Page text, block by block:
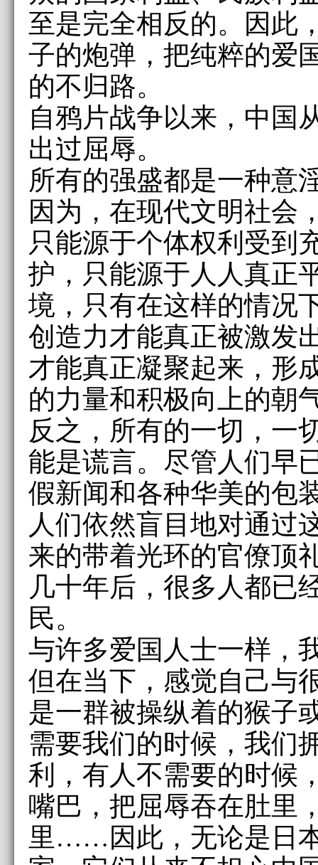
至是完全相反的。因此
子的炮弹，把纯粹的爱
的不归路。
自鸦片战争以来，中国
出过屈辱。
所有的强盛都是一种意
因为，在现代文明社会
只能源于个体权利受到
护，只能源于人人真正
境，只有在这样的情况
创造力才能真正被激发
才能真正凝聚起来，形
的力量和积极向上的朝
反之，所有的一切，一
能是谎言。尽管人们早
假新闻和各种华美的包
人们依然盲目地对通过
来的带着光环的官僚
几十年后，很多人都已
民。
与许多爱国人士一样，
但在当下，感觉自己与
是一群被操纵着的猴子
需要我们的时候，我们
利，有人不需要的时候
嘴巴，把屈辱吞在肚里
里……因此，无论是日